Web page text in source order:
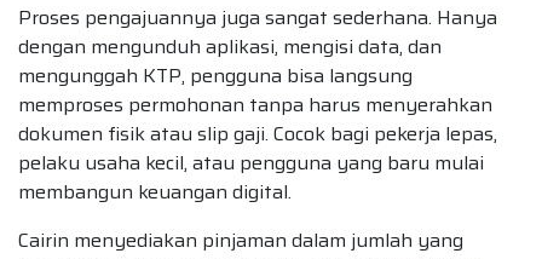
Proses pengajuannya juga sangat sederhana. Hanya
dengan mengunduh aplikasi, mengisi data, dan
mengunggah KTP, pengguna bisa langsung
memproses permohonan tanpa harus menyerahkan
dokumen fisik atau slip gaji. Cocok bagi pekerja lepas,
pelaku usaha kecil, atau pengguna yang baru mulai
membangun keuangan digital.
Cairin menyediakan pinjaman dalam jumlah yang